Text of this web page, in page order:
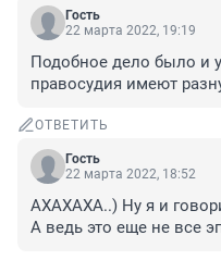
Гость
22 марта 2022, 19:19
Подобное дело было и
правосудия имеют
ОТВЕТИТЬ
Гость
22 марта 2022, 18:52
АХАХАХА..) Ну я и
А ведь это еще не все